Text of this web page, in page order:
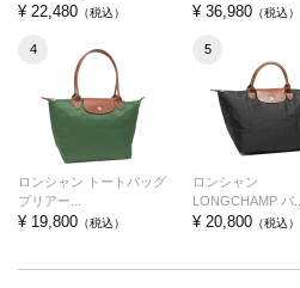
¥ 22,480 （税込） ¥ 36,980 （税込）
4
ロンシャン トートバッグ
プリアー...
¥ 19,800 （税込）
5
ロンシャン
LONGCHAMP バ...
¥ 20,800 （税込）